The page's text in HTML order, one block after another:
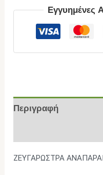
Εγγυημένες
Περιγραφή
ΖΕΥΓΑΡΩΣΤΡΑ